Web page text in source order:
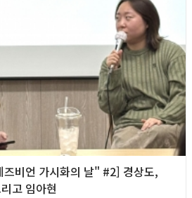
비언 가시화의 날" #2] 경상도,
고 임아현